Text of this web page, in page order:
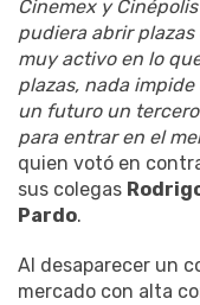
Cinemex y
pudiera abrir plazas
muy activo en lo
plazas, nada
un futuro un
para entrar en el
quien votó en
sus colegas
Pardo.
Al desaparecer un
mercado con alta